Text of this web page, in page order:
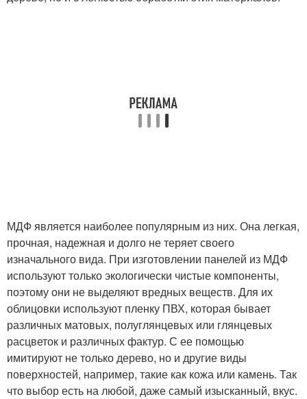
МДФ является наиболее популярным из них. Она легкая,
прочная, надежная и долго не теряет своего
изначального вида. При изготовлении панелей из МДФ
используют только экологически чистые компоненты,
поэтому они не выделяют вредных веществ. Для их
облицовки используют пленку ПВХ, которая бывает
различных матовых, полуглянцевых или глянцевых
расцветок и различных фактур. С ее помощью
имитируют не только дерево, но и другие виды
поверхностей, например, такие как кожа или камень. Так
что выбор есть на любой, даже самый изысканный, вкус.